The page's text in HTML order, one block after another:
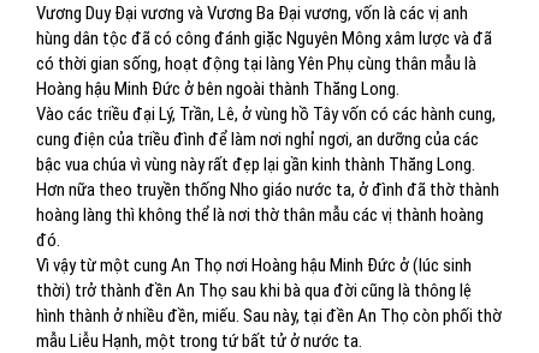
Vương Duy Đại vương và Vương Ba Đại vương, vốn là các vị anh
hùng dân tộc đã có công đánh giặc Nguyên Mông xâm lược và đã
có thời gian sống, hoạt động tại làng Yên Phụ cùng thân mẫu là
Hoàng hậu Minh Đức ở bên ngoài thành Thăng Long.
Vào các triều đại Lý, Trần, Lê, ở vùng hồ Tây vốn có các hành cung,
cung điện của triều đình để làm nơi nghỉ ngơi, an dưỡng của các
bậc vua chúa vì vùng này rất đẹp lại gần kinh thành Thăng Long.
Hơn nữa theo truyền thống Nho giáo nước ta, ở đình đã thờ thành
hoàng làng thì không thể là nơi thờ thân mẫu các vị thành hoàng
đó.
Vì vậy từ một cung An Thọ nơi Hoàng hậu Minh Đức ở (lúc sinh
thời) trở thành đền An Thọ sau khi bà qua đời cũng là thông lệ
hình thành ở nhiều đền, miếu. Sau này, tại đền An Thọ còn phối thờ
mẫu Liễu Hạnh, một trong tứ bất tử ở nước ta.